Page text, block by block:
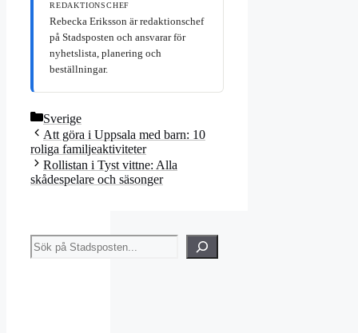
REDAKTIONSCHEF
Rebecka Eriksson är redaktionschef
på Stadsposten och ansvarar för
nyhetslista, planering och
beställningar.
Kategorier
Sverige
Att göra i Uppsala med barn: 10
roliga familjeaktiviteter
Rollistan i Tyst vittne: Alla
skådespelare och säsonger
Sök